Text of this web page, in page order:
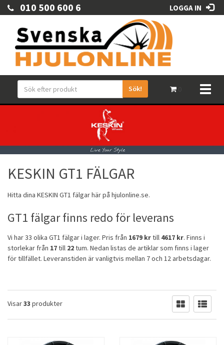
010 500 600 6 LOGGA IN
Sök!
KESKIN GT1 FÄLGAR
Hitta dina KESKIN GT1 fälgarhär på hjulonline.se.
GT1 fälgar finns redo för leverans
Vi har 33 olika GT1 fälgar i lager. Pris från 1679 krtill 4617 kr. Finns i
storlekar från 17till 22tum. Nedan listas de artiklar som finns i lager
för tillfället. Leveranstiden är vanligtvis mellan 7 och 12 arbetsdagar.
Visar33 produkter